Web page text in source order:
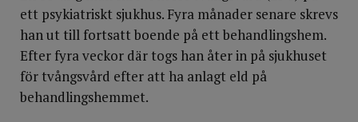
ett psykiatriskt sjukhus. Fyra månader senare skrevs
han ut till fortsatt boende på ett behandlingshem.
Efter fyra veckor där togs han åter in på sjukhuset
för tvångsvård efter att ha anlagt eld på
behandlingshemmet.